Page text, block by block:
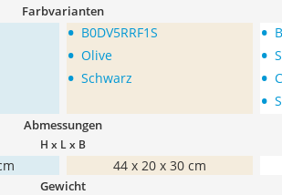
Farbvarianten
• B0DV5RRF1S
• Olive
• Schwarz
•
•
•
•
Abmessungen
H x L x B
44 x 20 x 30 cm
Gewicht